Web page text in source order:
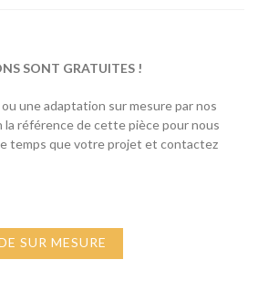
SONT GRATUITES !
une adaptation sur mesure par nos
la référence de cette pièce pour nous
temps que votre projet et contactez
SUR MESURE